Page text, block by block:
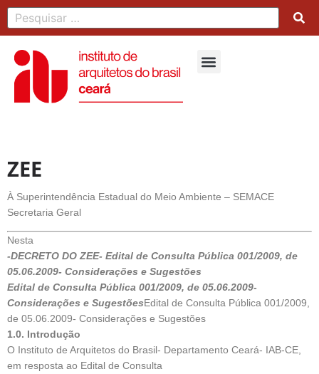
ZEE
À Superintendência Estadual do Meio Ambiente – SEMACE
Secretaria Geral
Nesta
-DECRETO DO ZEE- Edital de Consulta Pública 001/2009, de
05.06.2009- Considerações e Sugestões
Edital de Consulta Pública 001/2009, de 05.06.2009-
Considerações e SugestõesEdital de Consulta Pública 001/2009,
de 05.06.2009- Considerações e Sugestões
1.0. Introdução
O Instituto de Arquitetos do Brasil- Departamento Ceará- IAB-CE,
em resposta ao Edital de Consulta